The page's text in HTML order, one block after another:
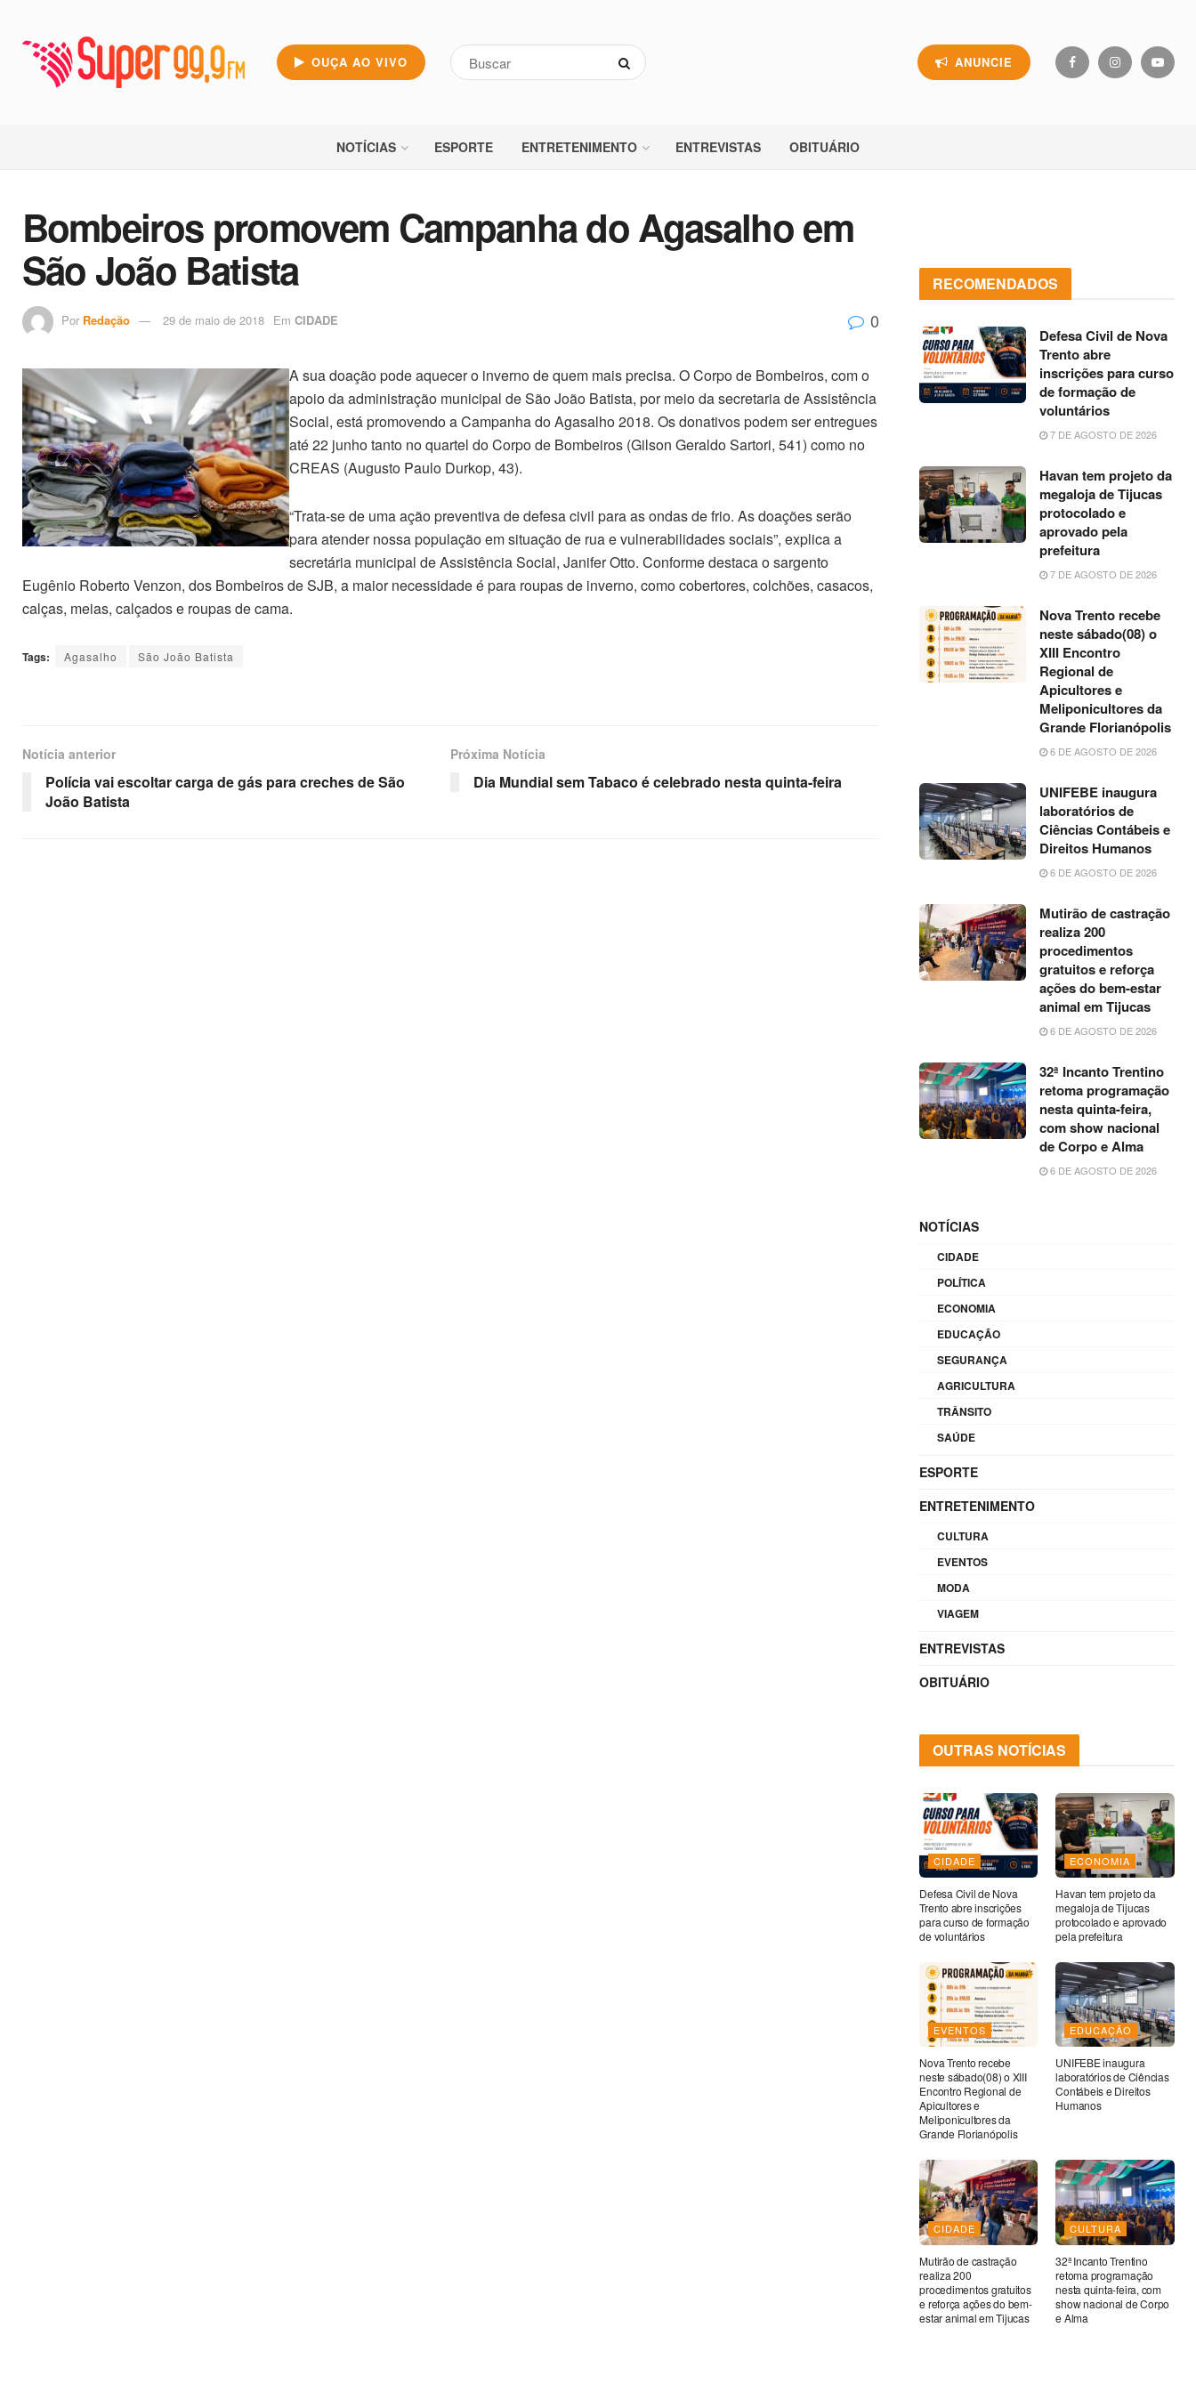
OUÇA AO VIVO ANUNCIE
NOTÍCIAS ESPORTE ENTRETENIMENTO ENTREVISTAS OBITUÁRIO
Bombeiros promovem Campanha do Agasalho em
São João Batista
Por Redação 29 de maio de 2018 Em CIDADE 0
A sua doação pode aquecer o inverno de quem mais precisa. O Corpo de Bombeiros, com o
apoio da administração municipal de São João Batista, por meio da secretaria de Assistência
Social, está promovendo a Campanha do Agasalho 2018. Os donativos podem ser entregues
até 22 junho tanto no quartel do Corpo de Bombeiros (Gilson Geraldo Sartori, 541) como no
CREAS (Augusto Paulo Durkop, 43).
“Trata-se de uma ação preventiva de defesa civil para as ondas de frio. As doações serão
para atender nossa população em situação de rua e vulnerabilidades sociais”, explica a
secretária municipal de Assistência Social, Janifer Otto. Conforme destaca o sargento
Eugênio Roberto Venzon, dos Bombeiros de SJB, a maior necessidade é para roupas de inverno, como cobertores, colchões, casacos,
calças, meias, calçados e roupas de cama.
Tags: Agasalho São João Batista
Notícia anterior
Polícia vai escoltar carga de gás para creches de São
João Batista
Próxima Notícia
Dia Mundial sem Tabaco é celebrado nesta quinta-feira
RECOMENDADOS
Defesa Civil de Nova
Trento abre
inscrições para curso
de formação de
voluntários
7 DE AGOSTO DE 2026
Havan tem projeto da
megaloja de Tijucas
protocolado e
aprovado pela
prefeitura
7 DE AGOSTO DE 2026
Nova Trento recebe
neste sábado(08) o
XIII Encontro
Regional de
Apicultores e
Meliponicultores da
Grande Florianópolis
6 DE AGOSTO DE 2026
UNIFEBE inaugura
laboratórios de
Ciências Contábeis e
Direitos Humanos
6 DE AGOSTO DE 2026
Mutirão de castração
realiza 200
procedimentos
gratuitos e reforça
ações do bem-estar
animal em Tijucas
6 DE AGOSTO DE 2026
32ª Incanto Trentino
retoma programação
nesta quinta-feira,
com show nacional
de Corpo e Alma
6 DE AGOSTO DE 2026
NOTÍCIAS
CIDADE
POLÍTICA
ECONOMIA
EDUCAÇÃO
SEGURANÇA
AGRICULTURA
TRÂNSITO
SAÚDE
ESPORTE
ENTRETENIMENTO
CULTURA
EVENTOS
MODA
VIAGEM
ENTREVISTAS
OBITUÁRIO
OUTRAS NOTÍCIAS
CIDADE
Defesa Civil de Nova
Trento abre inscrições
para curso de formação
de voluntários
ECONOMIA
Havan tem projeto da
megaloja de Tijucas
protocolado e aprovado
pela prefeitura
EVENTOS
Nova Trento recebe
neste sábado(08) o XIII
Encontro Regional de
Apicultores e
Meliponicultores da
Grande Florianópolis
EDUCAÇÃO
UNIFEBE inaugura
laboratórios de Ciências
Contábeis e Direitos
Humanos
CIDADE
Mutirão de castração
realiza 200
procedimentos gratuitos
e reforça ações do bem-
estar animal em Tijucas
CULTURA
32ª Incanto Trentino
retoma programação
nesta quinta-feira, com
show nacional de Corpo
e Alma